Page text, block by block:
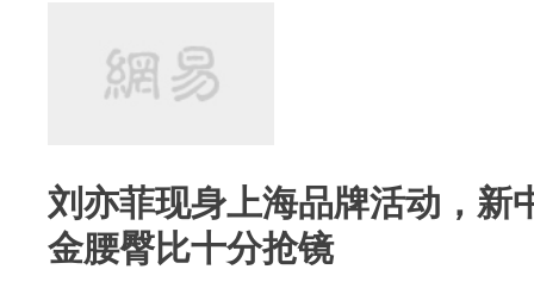
刘亦菲现身上海品牌活动，新
金腰臀比十分抢镜